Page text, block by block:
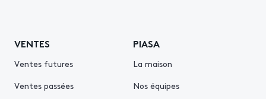
VENTES
Ventes futures
Ventes passées
PIASA
La maison
Nos équipes